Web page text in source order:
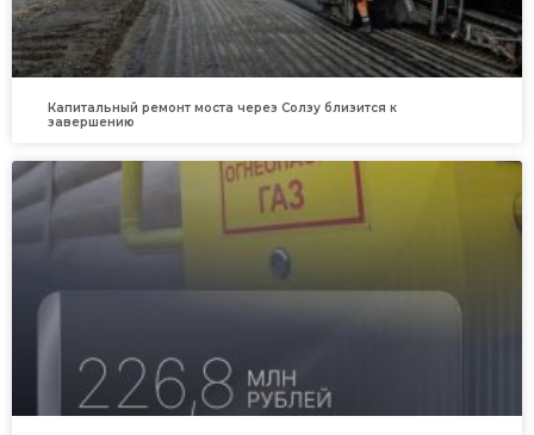
Капитальный ремонт моста через Солзу близится к
завершению